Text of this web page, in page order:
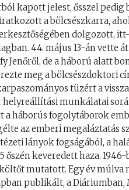
kapott jelest, ősszel
a bölcsészkarra,
dolgozott,
44. május 13-án vette
Jenőről, de a háború alatt
meg a bölcsészdoktori
tüzért a
munkálatai
háborús fogolytáborok
az emberi megaláztatás
lányok fogságából, a
keveredett haza.
mutatott. Egy év
publikált, a Diáriumban,